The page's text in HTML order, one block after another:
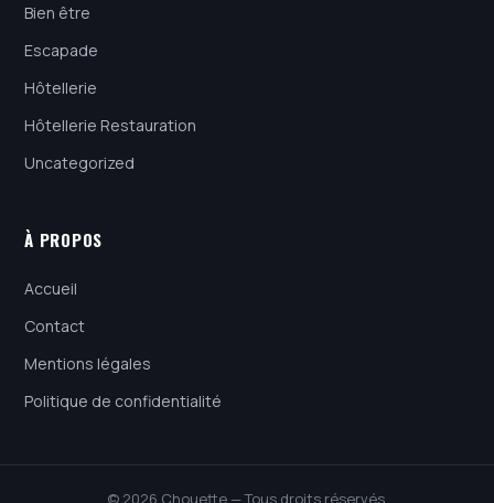
Bien être
Escapade
Hôtellerie
Hôtellerie Restauration
Uncategorized
À PROPOS
Accueil
Contact
Mentions légales
Politique de confidentialité
© 2026 Chouette — Tous droits réservés.